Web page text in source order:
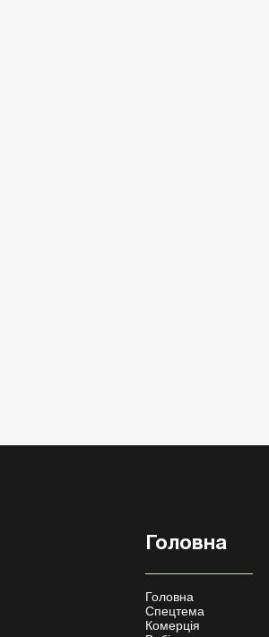
Головна
Головна
Спецтема
Комерція